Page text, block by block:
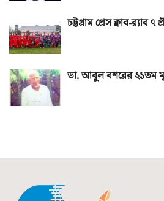
চট্টগ্রাম প্রেস ক্লাব-র‌্যাব
ডা. আবুল বশরের ২১তম